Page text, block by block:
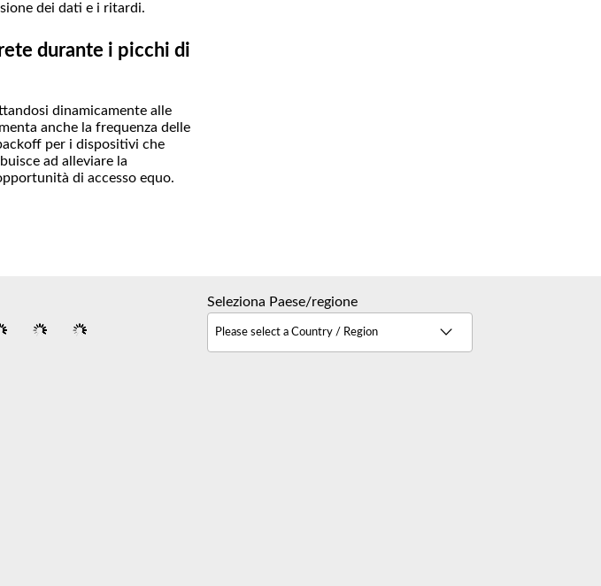
dei dati e i ritardi.
durante i picchi di
dinamicamente alle
anche la frequenza delle
per i dispositivi che
ad alleviare la
di accesso equo.
Seleziona Paese/regione